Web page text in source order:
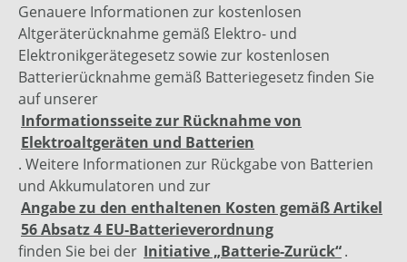
Genauere Informationen zur kostenlosen
Altgeräterücknahme gemäß Elektro- und
Elektronikgerätegesetz sowie zur kostenlosen
Batterierücknahme gemäß Batteriegesetz finden Sie
auf unserer
Informationsseite zur Rücknahme von
Elektroaltgeräten und Batterien
. Weitere Informationen zur Rückgabe von Batterien
und Akkumulatoren und zur
Angabe zu den enthaltenen Kosten gemäß Artikel
56 Absatz 4 EU-Batterieverordnung
finden Sie bei der Initiative „Batterie-Zurück“.